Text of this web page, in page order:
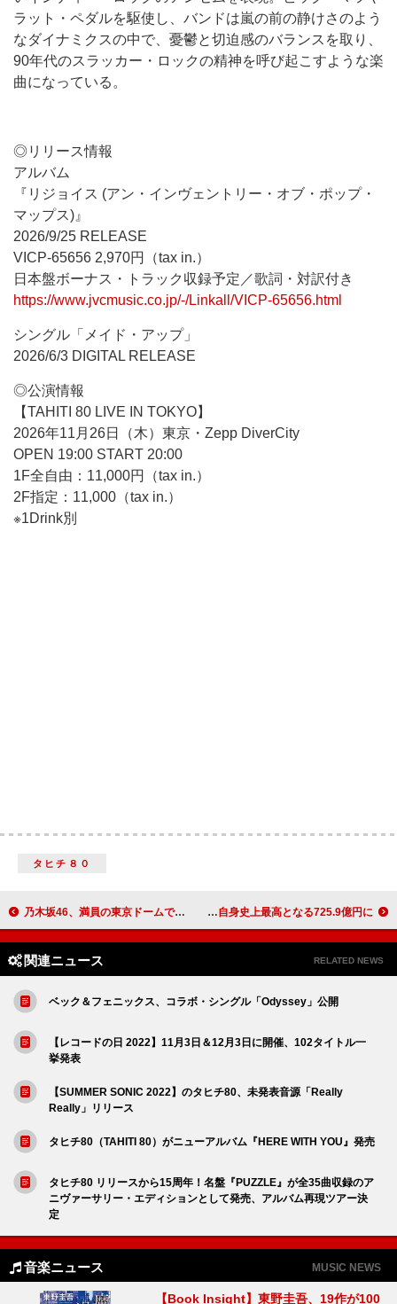
ラット・ペダルを駆使し、バンドは嵐の前の静けさのよう
なダイナミクスの中で、憂鬱と切迫感のバランスを取り、
90年代のスラッカー・ロックの精神を呼び起こすような楽
曲になっている。
◎リリース情報
アルバム
『リジョイス (アン・インヴェントリー・オブ・ポップ・
マップス)』
2026/9/25 RELEASE
VICP-65656 2,970円（tax in.）
日本盤ボーナス・トラック収録予定／歌詞・対訳付き
https://www.jvcmusic.co.jp/-/Linkall/VICP-65656.html
シングル「メイド・アップ」
2026/6/3 DIGITAL RELEASE
◎公演情報
【TAHITI 80 LIVE IN TOKYO】
2026年11月26日（木）東京・Zepp DiverCity
OPEN 19:00 START 20:00
1F全自由：11,000円（tax in.）
2F指定：11,000（tax in.）
※1Drink別
タヒチ８０
乃木坂46、満員の東京ドームで14回目の誕生日をお祝い 過去と未来を繋ぐ乃木坂46の歴史を辿るバスラDAY1＆DAY2ライブレポートが到着 スペインの著作権管理団体SGAE、2025年の著作権使用料収入が自身史上最高となる725.9億円に
関連ニュース RELATED NEWS
ベック＆フェニックス、コラボ・シングル「Odyssey」公開
【レコードの日 2022】11月3日＆12月3日に開催、102タイトル一
挙発表
【SUMMER SONIC 2022】のタヒチ80、未発表音源「Really
Really」リリース
タヒチ80（TAHITI 80）がニューアルバム『HERE WITH YOU』発売
タヒチ80 リリースから15周年！名盤『PUZZLE』が全35曲収録のア
ニヴァーサリー・エディションとして発売、アルバム再現ツアー決
定
音楽ニュース MUSIC NEWS
【Book Insight】東野圭吾、19作が100